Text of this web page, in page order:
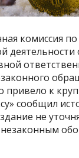
комиссия по
привело к
сообщил
не
незаконным